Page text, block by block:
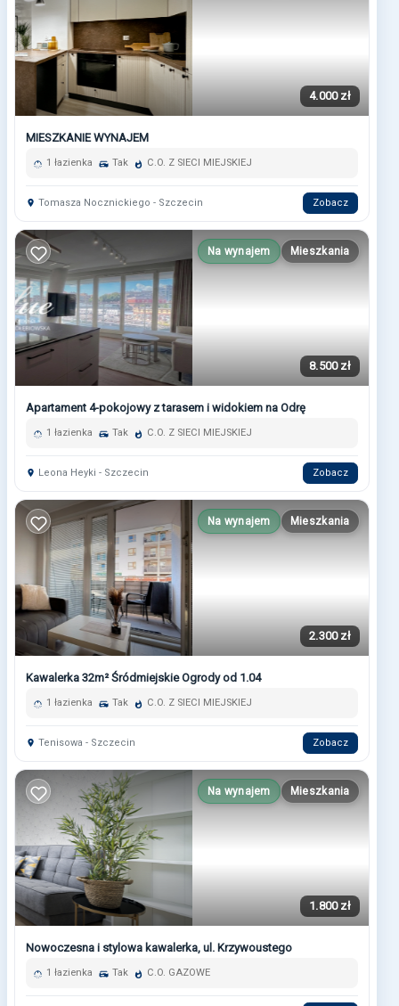
4.000 zł
MIESZKANIE WYNAJEM
1 łazienka Tak C.O. Z SIECI MIEJSKIEJ
Tomasza Nocznickiego - Szczecin Zobacz
Na wynajem Mieszkania
8.500 zł
Apartament 4-pokojowy z tarasem i widokiem na Odrę
1 łazienka Tak C.O. Z SIECI MIEJSKIEJ
Leona Heyki - Szczecin Zobacz
Na wynajem Mieszkania
2.300 zł
Kawalerka 32m² Śródmiejskie Ogrody od 1.04
1 łazienka Tak C.O. Z SIECI MIEJSKIEJ
Tenisowa - Szczecin Zobacz
Na wynajem Mieszkania
1.800 zł
Nowoczesna i stylowa kawalerka, ul. Krzywoustego
1 łazienka Tak C.O. GAZOWE